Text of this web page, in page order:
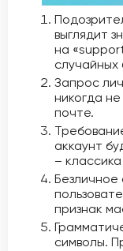
выглядит
на
случайных
Запрос
никогда
почте.
аккаунт
–
признак
символы.